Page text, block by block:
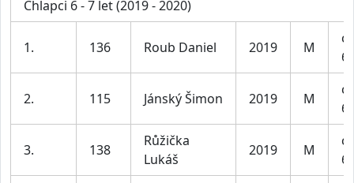
Chlapci 6 - 7 let (2019 - 2020)
1. 136 Roub Daniel 2019 M
2. 115 Jánský Šimon 2019 M
3. 138
Růžička
Lukáš
2019 M